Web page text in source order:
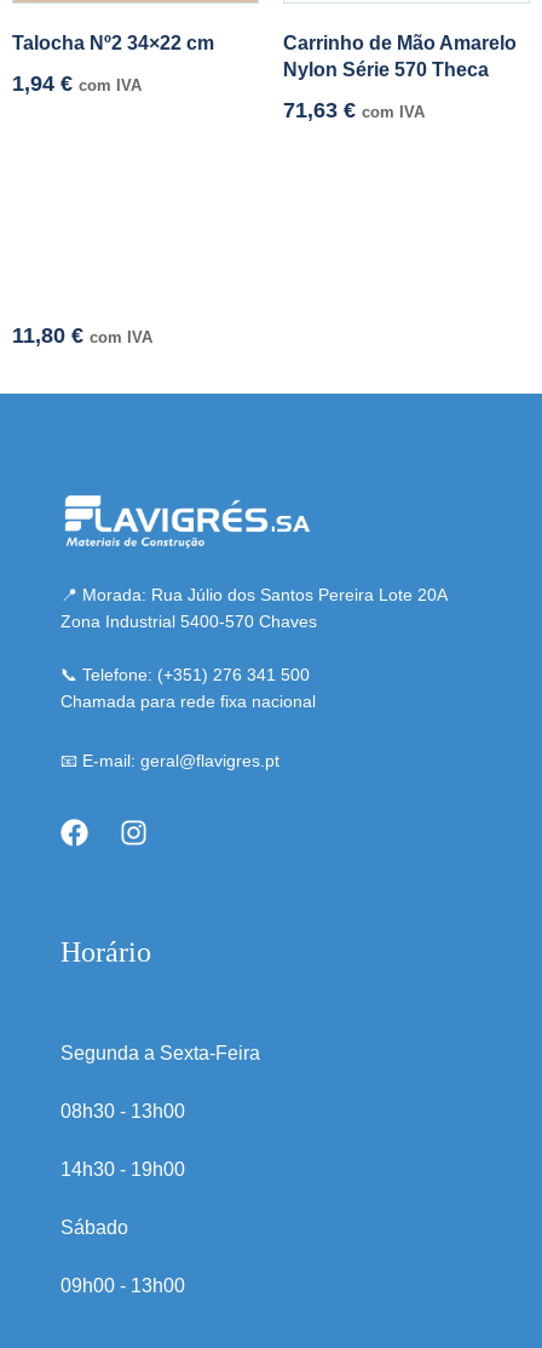
Talocha Nº2 34×22 cm
1,94 € com IVA
Carrinho de Mão Amarelo
Nylon Série 570 Theca
71,63 € com IVA
11,80 € com IVA
📍 Morada: Rua Júlio dos Santos Pereira Lote 20A
Zona Industrial 5400-570 Chaves
📞 Telefone: (+351) 276 341 500
Chamada para rede fixa nacional
📧 E-mail: geral@flavigres.pt
Horário
Segunda a Sexta-Feira
08h30 - 13h00
14h30 - 19h00
Sábado
09h00 - 13h00